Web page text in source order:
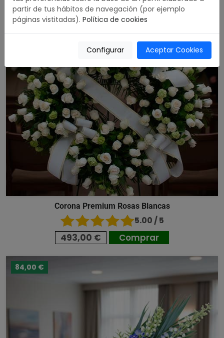
Corona Premium Rosas Blancas
5.00 / 5
493,00 € Comprar
84,00 €
partir de tus hábitos de navegación (por ejemplo
páginas vistitadas). Política de cookies
Configurar Aceptar Cookies